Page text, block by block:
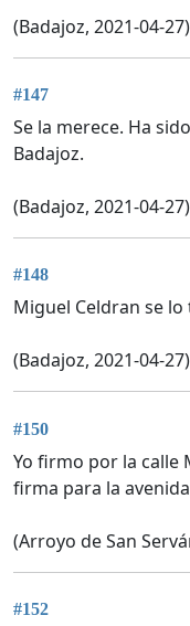
(Badajoz, 2021-04-27)
#147
Se la merece. Ha
Badajoz.
(Badajoz, 2021-04-27)
#148
Miguel Celdran se
(Badajoz, 2021-04-27)
#150
Yo firmo por la calle
firma para la avenida
(Arroyo de San
#152